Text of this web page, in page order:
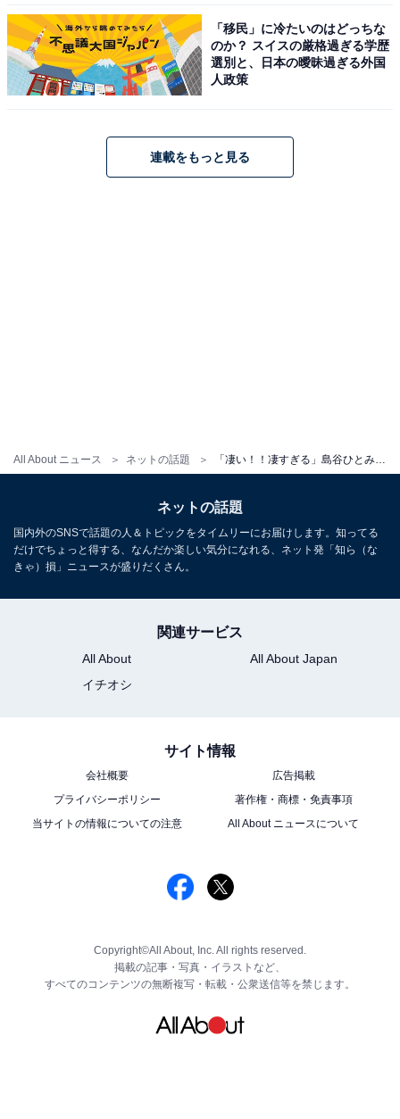
All About ニュース ネットの話題
「移民」に冷たいのはどっちな
のか？ スイスの厳格過ぎる学歴
選別と、日本の曖昧過ぎる外国
人政策
連載をもっと見る
ネットの話題
国内外のSNSで話題の人＆トピックをタイムリーにお届けします。知ってる
だけでちょっと得する、なんだか楽しい気分になれる、ネット発「知ら（な
きゃ）損」ニュースが盛りだくさん。
関連サービス
All About
All About Japan
イチオシ
サイト情報
会社概要
広告掲載
プライバシーポリシー
著作権・商標・免責事項
当サイトの情報についての注意
All About ニュースについて
Copyright©All About, Inc. All rights reserved.
掲載の記事・写真・イラストなど、
すべてのコンテンツの無断複写・転載・公衆送信等を禁じます。